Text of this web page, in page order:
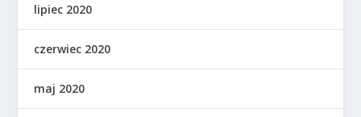
lipiec 2020
czerwiec 2020
maj 2020